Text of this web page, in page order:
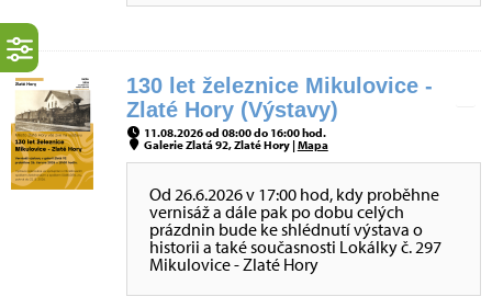
130 let železnice Mikulovice -
Zlaté Hory (Výstavy)
11.08.2026 od 08:00 do 16:00 hod.
Galerie Zlatá 92, Zlaté Hory |Mapa
Od 26.6.2026 v 17:00 hod, kdy proběhne
vernisáž a dále pak po dobu celých
prázdnin bude ke shlédnutí výstava o
historii a také současnosti Lokálky č. 297
Mikulovice - Zlaté Hory